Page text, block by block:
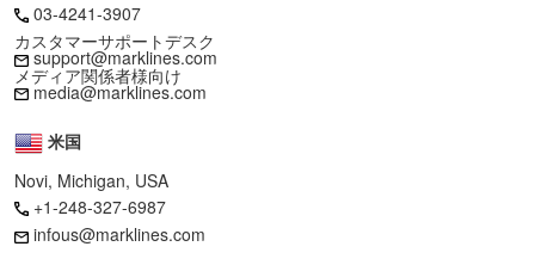
03-4241-3907
カスタマーサポートデスク
support@marklines.com
メディア関係者様向け
media@marklines.com
米国
Novi, Michigan, USA
+1-248-327-6987
infous@marklines.com